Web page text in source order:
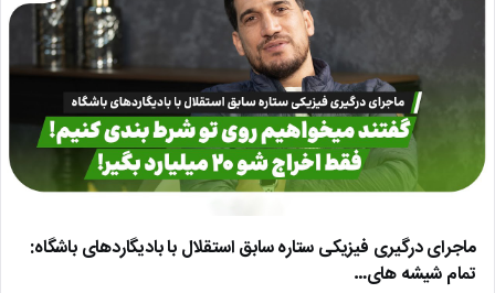
ماجرای درگیری فیزیکی ستاره سابق استقلال با بادیگاردهای باشگاه:
تمام شیشه های…